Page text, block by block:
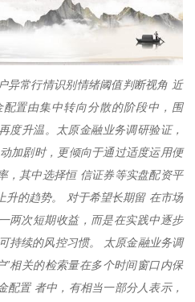
异常行情识别情绪阈值判断视角 近
置由集中转向分散的阶段中，围
度升温。太原金融业务调研验证，
加剧时，更倾向于通过适度运用便
，其中选择恒 信证券等实盘配资平
升的趋势。 对于希望长期留 在市场
两次短期收益，而是在实践中逐步
持续的风控习惯。 太原金融业务调
”相关的检索量在多个时间窗口内保
配置 者中，有相当一部分人表示，